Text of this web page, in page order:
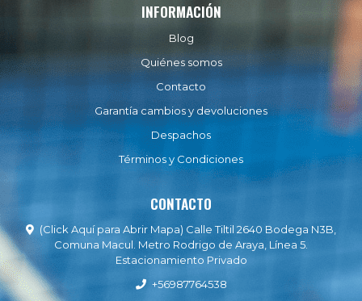
INFORMACIÓN
Blog
Quiénes somos
Contacto
Garantía cambios y devoluciones
Despachos
Términos y Condiciones
CONTACTO
(Click Aquí para Abrir Mapa) Calle Tiltil 2640 Bodega N3B,
Comuna Macul. Metro Rodrigo de Araya, Línea 5.
Estacionamiento Privado
+56987764538